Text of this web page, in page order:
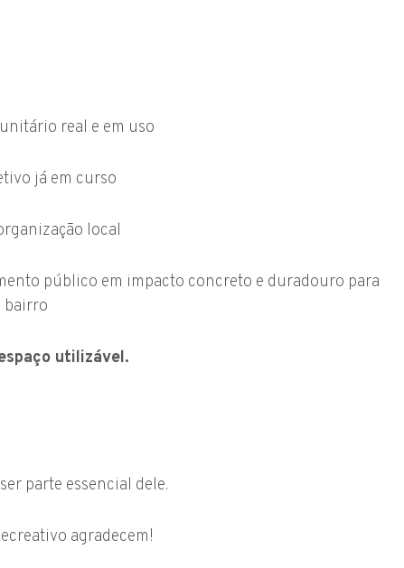
real e em uso
já em curso
local
público em impacto concreto e duradouro para
bairro
utilizável.
parte essencial dele.
agradecem!